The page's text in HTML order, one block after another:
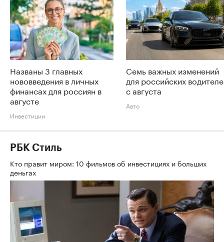
Названы 3 главных
нововведения в личных
финансах для россиян в
августе
Инвестиции
Семь важных изменений
для российских
с августа
Авто
РБК Стиль
Кто правит миром: 10 фильмов об инвестициях и больших
деньгах